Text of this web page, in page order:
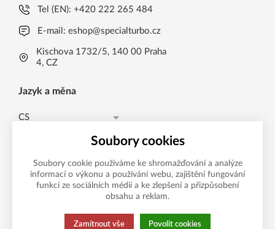
Tel (EN):+420 222 265 484
E-mail:eshop@specialturbo.cz
Kischova 1732/5, 140 00 Praha
4, CZ
Jazyk a měna
CS
EN
Česká koruna CZK (Kč)
Česká koruna CZK (Kč)
EUR (EUR)
Možnosti platby
Soubory cookies
Soubory cookie používáme ke shromažďování a analýze
informací o výkonu a používání webu, zajištění fungování
funkcí ze sociálních médií a ke zlepšení a přizpůsobení
obsahu a reklam.
Zamítnout vše Povolit cookies